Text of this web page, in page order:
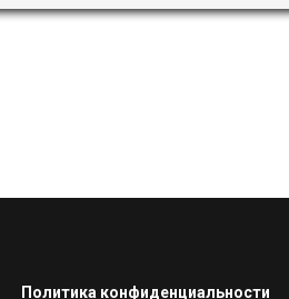
Политика конфиденциальности